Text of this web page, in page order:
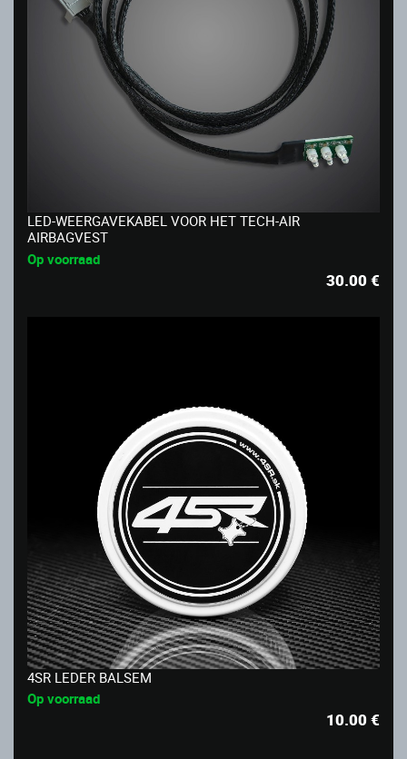
LED-WEERGAVEKABEL VOOR HET TECH-AIR
AIRBAGVEST
Op voorraad
30.00€
4SR LEDER BALSEM
Op voorraad
10.00€